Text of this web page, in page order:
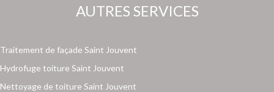
AUTRES SERVICES
Traitement de façade Saint Jouvent
Hydrofuge toiture Saint Jouvent
Nettoyage de toiture Saint Jouvent